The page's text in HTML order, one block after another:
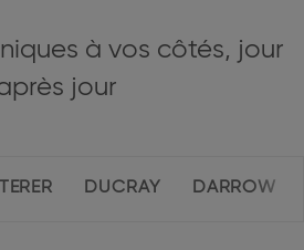
à vos côtés, jour
jour
DUCRAY DARROW